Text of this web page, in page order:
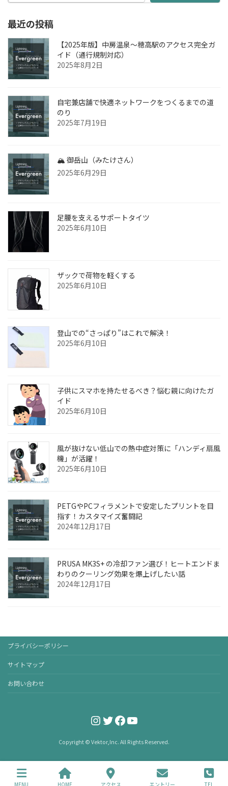
最近の投稿
【2025年版】中房温泉〜穂高駅のアクセス完全ガ
イド（通行規制対応）
2025年8月2日
自宅兼店舗で快適ネットワークをつくるまでの道
のり
2025年7月19日
🏔 御岳山（みたけさん）
2025年6月29日
足腰を支えるサポートタイツ
2025年6月10日
ザックで荷物を軽くする
2025年6月10日
登山での“さっぱり”はこれで解決！
2025年6月10日
子供にスマホを持たせるべき？悩む親に向けたガ
イド
2025年6月10日
風が抜けない低山での熱中症対策に「ハンディ扇風
機」が活躍！
2025年6月10日
PETGやPCフィラメントで安定したプリントを目
指す！カスタマイズ奮闘記
2024年12月17日
PRUSA MK3S+ の冷却ファン選び！ヒートエンドま
わりのクーリング効果を爆上げしたい話
2024年12月17日
プライバシーポリシー
サイトマップ
お問い合わせ
Instagram
Twitter
Facebook
YouTube
Copyright © Vektor,Inc. All Rights Reserved.
MENU HOME アクセス エントリー TEL